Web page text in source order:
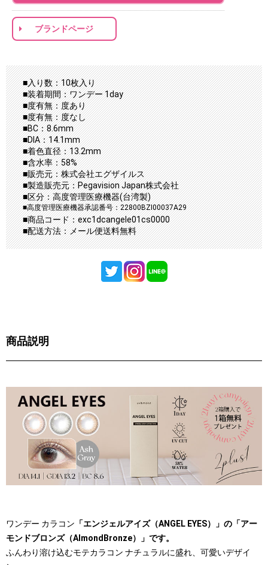
ブランドページ
■入り数：10枚入り
■装着期間：ワンデー 1day
■度有無：度あり
■度有無：度なし
■BC：8.6mm
■DIA：14.1mm
■着色直径：13.2mm
■含水率：58%
■販売元：株式会社エグザイルス
■製造販売元：Pegavision Japan株式会社
■区分：高度管理医療機器(台湾製)
■高度管理医療機器承認番号：22800BZI00037A29
■商品コード：exc1dcangele01cs0000
■配送方法：メール便送料無料
商品説明
ワンデー カラコン 「エンジェルアイズ（ANGEL EYES）」の「アー
モンドブロンズ（AlmondBronze）」です。
ふんわり溶け込むモテカラコン ナチュラルに盛れ、可愛いデザイ